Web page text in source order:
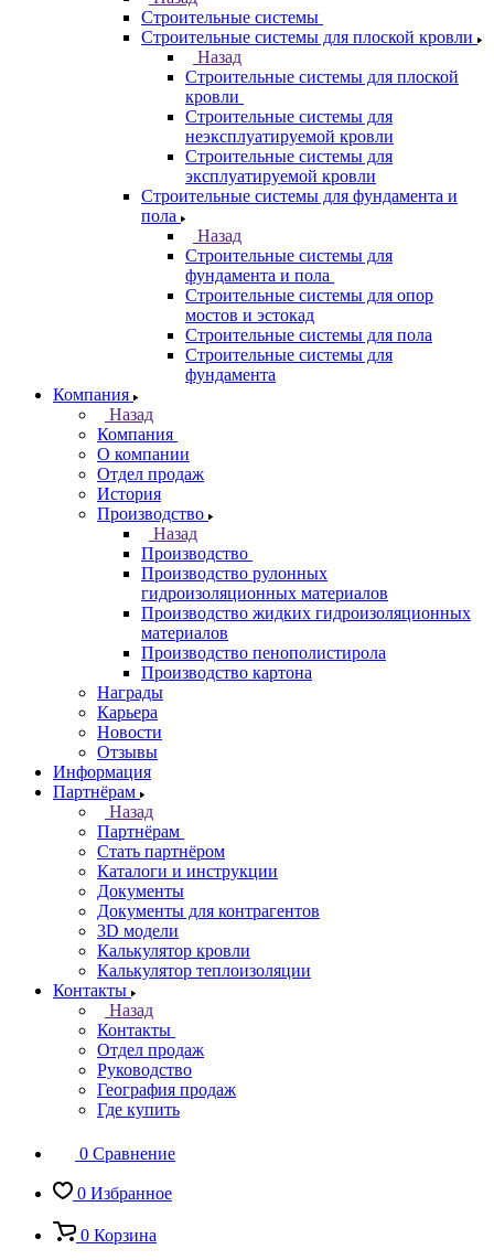
Строительные системы
Строительные системы для плоской кровли
Назад
Строительные системы для плоской
кровли
Строительные системы для
неэксплуатируемой кровли
Строительные системы для
эксплуатируемой кровли
Строительные системы для фундамента и
пола
Назад
Строительные системы для
фундамента и пола
Строительные системы для опор
мостов и эстокад
Строительные системы для пола
Строительные системы для
фундамента
Компания
Назад
Компания
О компании
Отдел продаж
История
Производство
Назад
Производство
Производство рулонных
гидроизоляционных материалов
Производство жидких гидроизоляционных
материалов
Производство пенополистирола
Производство картона
Награды
Карьера
Новости
Отзывы
Информация
Партнёрам
Назад
Партнёрам
Стать партнёром
Каталоги и инструкции
Документы
Документы для контрагентов
3D модели
Калькулятор кровли
Калькулятор теплоизоляции
Контакты
Назад
Контакты
Отдел продаж
Руководство
География продаж
Где купить
0 Сравнение
0 Избранное
0 Корзина